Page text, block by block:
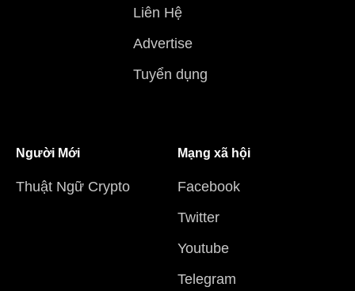
Liên Hệ
Advertise
Tuyển dụng
Người Mới
Thuật Ngữ Crypto
Mạng xã hội
Facebook
Twitter
Youtube
Telegram